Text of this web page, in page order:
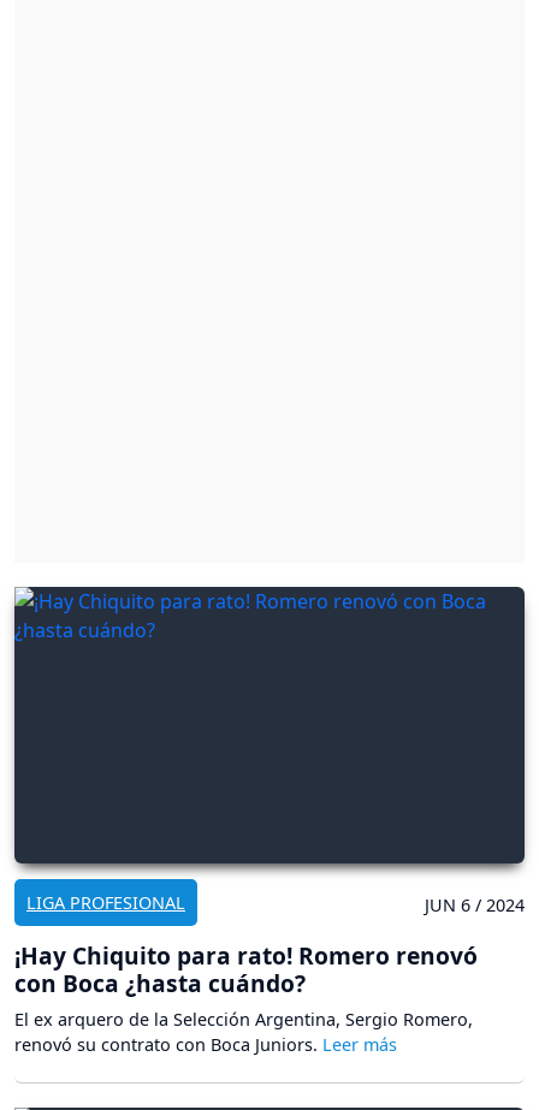
LIGA PROFESIONAL JUN 6 / 2024
¡Hay Chiquito para rato! Romero renovó
con Boca ¿hasta cuándo?
El ex arquero de la Selección Argentina, Sergio Romero,
renovó su contrato con Boca Juniors.